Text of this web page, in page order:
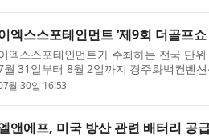
엑스스포테인먼트 ‘제9회 더골프
엑스스포테인먼트가 주최하는 전국 단
월 31일부터 8월 2일까지 경주화백컨벤
에서 골프 시장 활성화와 골프 인구 저
월 30일 16:53
앤에프, 미국 방산 관련 배터리 공